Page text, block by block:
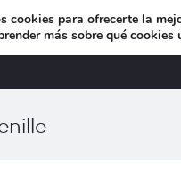
MUEBLES DE DISEÑO
cookies para ofrecerte la
más sobre qué